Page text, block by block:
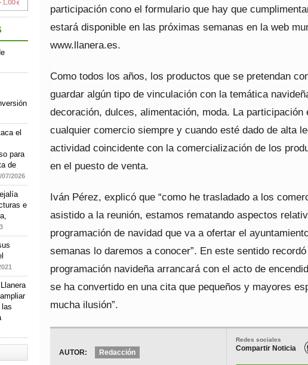
participación cono el formulario que hay que
estará disponible en las próximas semanas en la web
www.llanera.es.
Como todos los años, los productos que se pretendan
guardar algún tipo de vinculación con la temática
decoración, dulces, alimentación, moda. La participación
cualquier comercio siempre y cuando esté dado de alta
actividad coincidente con la comercialización de los
en el puesto de venta.
Iván Pérez, explicó que “como he trasladado a los
asistido a la reunión, estamos rematando aspectos
programación de navidad que va a ofertar el
semanas lo daremos a conocer”. En este sentido recordó
programación navideña arrancará con el acto de
se ha convertido en una cita que pequeños y mayores
mucha ilusión”.
Redes sociales
Compartir Noticia
AUTOR: Redacción
el
para
de
07/2026
e